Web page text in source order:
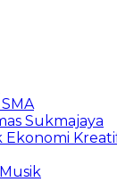
Sukmajaya
Ekonomi